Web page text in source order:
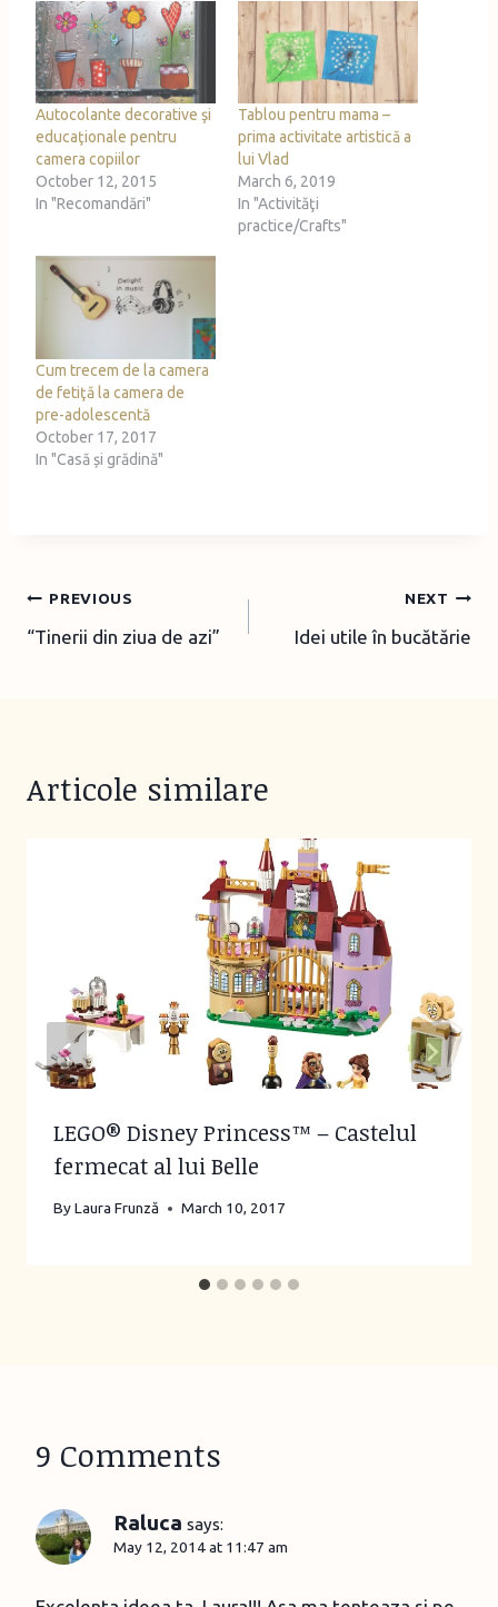
n
g
…
Autocolante decorative şi
educaţionale pentru
camera copiilor
October 12, 2015
In "Recomandări"
Tablou pentru mama –
prima activitate artistică a
lui Vlad
March 6, 2019
In "Activităţi
practice/Crafts"
Cum trecem de la camera
de fetiţă la camera de
pre-adolescentă
October 17, 2017
In "Casă și grădină"
Post
navigation
PREVIOUS
“Tinerii din ziua de azi”
NEXT
Idei utile în bucătărie
Articole similare
LEGO® Disney Princess™ – Castelul
fermecat al lui Belle
ByLaura Frunză March 10, 2017
9 Comments
Raluca says:
May 12, 2014 at 11:47 am